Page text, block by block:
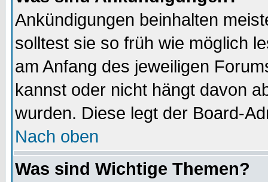
Ankündigungen beinhalten
solltest sie so früh wie möglich
am Anfang des jeweiligen
kannst oder nicht hängt davon
wurden. Diese legt der Board-
Nach oben
Was sind Wichtige Themen?